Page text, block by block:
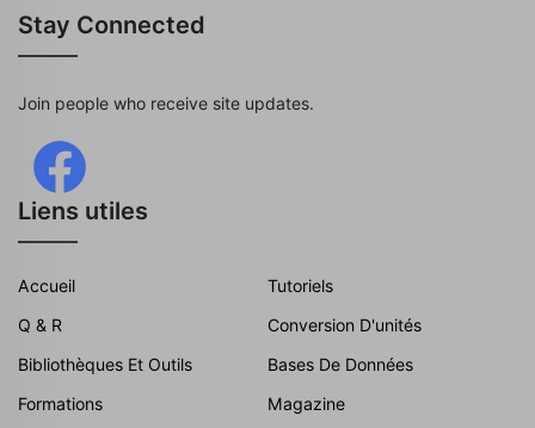
Stay Connected
Join people who receive site updates.
Liens utiles
Accueil
Tutoriels
Q & R
Conversion D'unités
Bibliothèques Et Outils
Bases De Données
Formations
Magazine